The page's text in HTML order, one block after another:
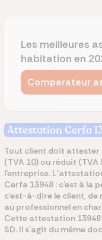
Les meilleures
habitation en
Comparateur
Attestation Cerfa
Tout client doit
(TVA 10) ou réduit
l'entreprise.
Cerfa 13948 : c'est à la
c'est-à-dire le client, de
au professionnel en
Cette attestation
SD. Il s'agit du même